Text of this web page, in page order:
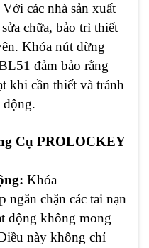
Với các nhà sản xuất
chữa, bảo trì thiết
Khóa nút dừng
đảm bảo rằng
khi cần thiết và tránh
Cụ PROLOCKEY
Khóa
chặn các tai nạn
động không mong
này không chỉ